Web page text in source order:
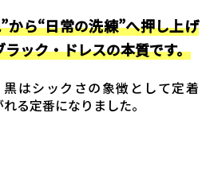
から“日常の洗練”へ押し上げ
ック・ドレスの本質です。
はシックさの象徴として定着
る定番になりました。